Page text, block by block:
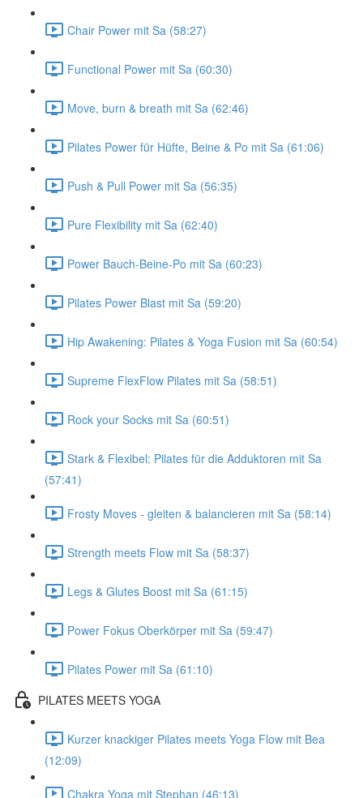
Chair Power mit Sa (58:27)
Functional Power mit Sa (60:30)
Move, burn & breath mit Sa (62:46)
Pilates Power für Hüfte, Beine & Po mit Sa (61:06)
Push & Pull Power mit Sa (56:35)
Pure Flexibility mit Sa (62:40)
Power Bauch-Beine-Po mit Sa (60:23)
Pilates Power Blast mit Sa (59:20)
Hip Awakening: Pilates & Yoga Fusion mit Sa (60:54)
Supreme FlexFlow Pilates mit Sa (58:51)
Rock your Socks mit Sa (60:51)
Stark & Flexibel: Pilates für die Adduktoren mit Sa
(57:41)
Frosty Moves - gleiten & balancieren mit Sa (58:14)
Strength meets Flow mit Sa (58:37)
Legs & Glutes Boost mit Sa (61:15)
Power Fokus Oberkörper mit Sa (59:47)
Pilates Power mit Sa (61:10)
PILATES MEETS YOGA
Kurzer knackiger Pilates meets Yoga Flow mit Bea
(12:09)
Chakra Yoga mit Stephan (46:13)